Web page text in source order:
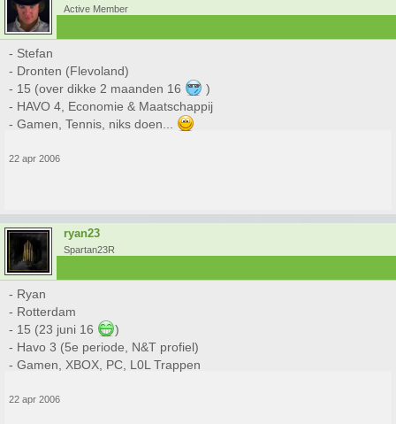
Active Member
- Stefan
- Dronten (Flevoland)
- 15 (over dikke 2 maanden 16
)
- HAVO 4, Economie & Maatschappij
- Gamen, Tennis, niks doen...
22 apr 2006
ryan23
Spartan23R
- Ryan
- Rotterdam
- 15 (23 juni 16
)
- Havo 3 (5e periode, N&T profiel)
- Gamen, XBOX, PC, L0L Trappen
22 apr 2006